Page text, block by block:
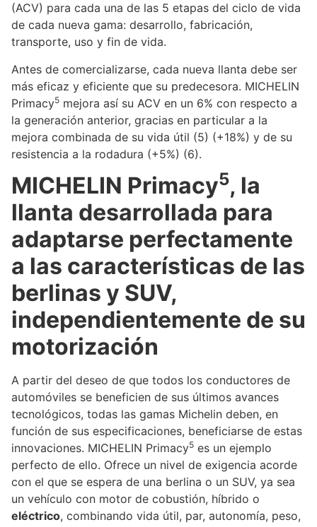
(ACV) para cada una de las 5 etapas del ciclo de vida
de cada nueva gama: desarrollo, fabricación,
transporte, uso y fin de vida.
Antes de comercializarse, cada nueva llanta debe ser
más eficaz y eficiente que su predecesora. MICHELIN
Primacy5 mejora así su ACV en un 6% con respecto a
la generación anterior, gracias en particular a la
mejora combinada de su vida útil (5) (+18%) y de su
resistencia a la rodadura (+5%) (6).
MICHELIN Primacy5, la
llanta desarrollada para
adaptarse perfectamente
a las características de las
berlinas y SUV,
independientemente de su
motorización
A partir del deseo de que todos los conductores de
automóviles se beneficien de sus últimos avances
tecnológicos, todas las gamas Michelin deben, en
función de sus especificaciones, beneficiarse de estas
innovaciones. MICHELIN Primacy5 es un ejemplo
perfecto de ello. Ofrece un nivel de exigencia acorde
con el que se espera de una berlina o un SUV, ya sea
un vehículo con motor de cobustión, híbrido o
eléctrico, combinando vida útil, par, autonomía, peso,